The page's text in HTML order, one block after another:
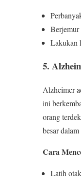
Berjemur
Lakukan
5.
Alzheimer
ini
orang
besar
Cara
Latih